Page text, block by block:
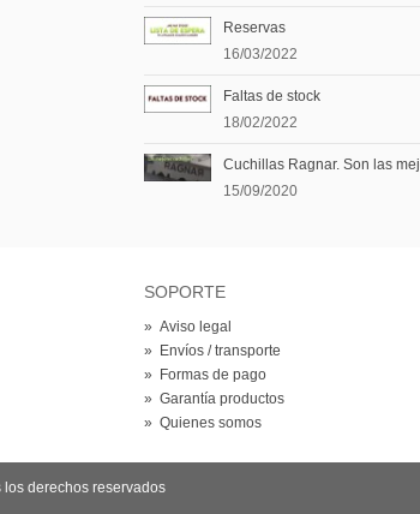
Reservas
16/03/2022
Faltas de stock
18/02/2022
Cuchillas Ragnar. Son las
15/09/2020
SOPORTE
» Aviso legal
»
Envíos / transporte
»
Formas de pago
» Garantía productos
» Quienes somos
los derechos reservados